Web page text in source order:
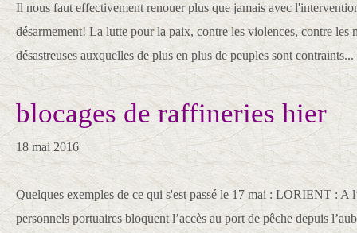
Il nous faut effectivement renouer plus que jamais avec
désarmement! La lutte pour la paix, contre les violences, contre les
désastreuses auxquelles de plus en plus de peuples sont contraints...
blocages de raffineries hier
18 mai 2016
Quelques exemples de ce qui s'est passé le 17 mai : LORIENT : A
personnels portuaires bloquent l’accès au port de pêche depuis